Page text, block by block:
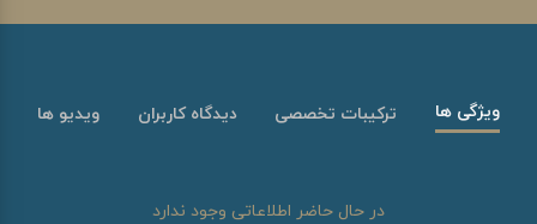
ویژگی ها ترکیبات تخصصی دیدگاه کاربران ویدیو ها
در حال حاضر اطلاعاتی وجود ندارد